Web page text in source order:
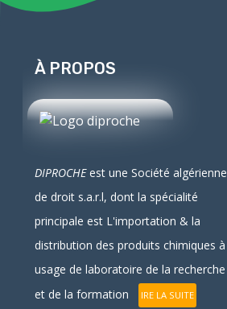
À PROPOS
DIPROCHE est une Société algérienne
de droit s.a.r.l, dont la spécialité
principale est L'importation & la
distribution des produits chimiques à
usage de laboratoire de la recherche
et de la formation
IRE LA SUITE